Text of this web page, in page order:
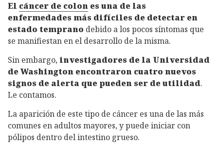
El cáncer de colon es una de las
enfermedades más difíciles de detectar en
estado temprano debido a los pocos síntomas que
se manifiestan en el desarrollo de la misma.
Sin embargo, investigadores de la Universidad
de Washington encontraron cuatro nuevos
signos de alerta que pueden ser de utilidad.
Le contamos.
La aparición de este tipo de cáncer es una de las más
comunes en adultos mayores, y puede iniciar con
pólipos dentro del intestino grueso.